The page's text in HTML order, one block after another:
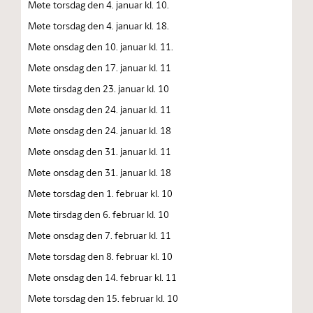
Møte torsdag den 4. januar kl. 10.
Møte torsdag den 4. januar kl. 18.
Møte onsdag den 10. januar kl. 11.
Møte onsdag den 17. januar kl. 11
Møte tirsdag den 23. januar kl. 10
Møte onsdag den 24. januar kl. 11
Møte onsdag den 24. januar kl. 18
Møte onsdag den 31. januar kl. 11
Møte onsdag den 31. januar kl. 18
Møte torsdag den 1. februar kl. 10
Møte tirsdag den 6. februar kl. 10
Møte onsdag den 7. februar kl. 11
Møte torsdag den 8. februar kl. 10
Møte onsdag den 14. februar kl. 11
Møte torsdag den 15. februar kl. 10